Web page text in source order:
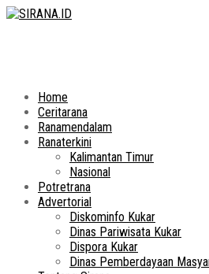
Home
Ceritarana
Ranamendalam
Ranaterkini
Kalimantan Timur
Nasional
Potretrana
Advertorial
Diskominfo Kukar
Dinas Pariwisata Kukar
Dispora Kukar
Dinas Pemberdayaan